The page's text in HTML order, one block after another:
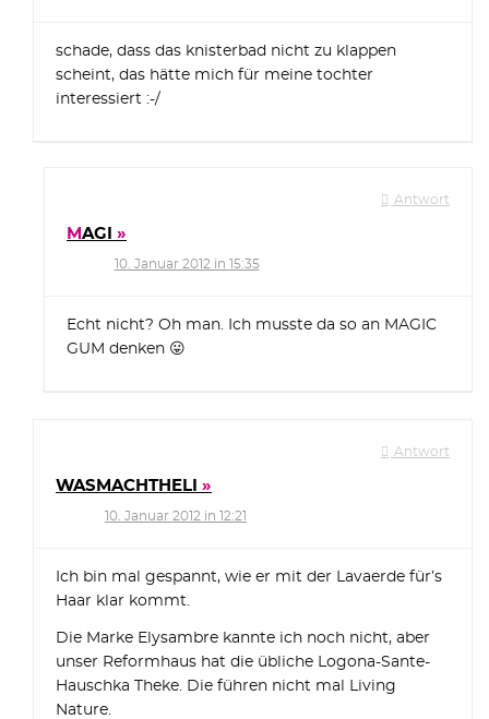
schade, dass das knisterbad nicht zu klappen
scheint, das hätte mich für meine tochter
interessiert :-/
Antwort
MAGI
10. Januar 2012 in 15:35
Echt nicht? Oh man. Ich musste da so an MAGIC
GUM denken 😛
Antwort
WASMACHTHELI
10. Januar 2012 in 12:21
Ich bin mal gespannt, wie er mit der Lavaerde für’s
Haar klar kommt.
Die Marke Elysambre kannte ich noch nicht, aber
unser Reformhaus hat die übliche Logona-Sante-
Hauschka Theke. Die führen nicht mal Living
Nature.